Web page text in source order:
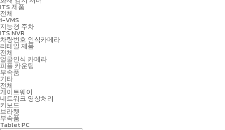
ITS 제품
전체
i-VMS
지능형 주차
ITS NVR
차량번호 인식카메라
리테일 제품
전체
얼굴인식 카메라
피플 카운팅
부속품
기타
전체
게이트웨이
네트워크 영상처리
키보드
브라켓
부속품
Tablet PC